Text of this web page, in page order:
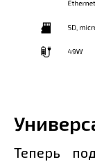
Теперь